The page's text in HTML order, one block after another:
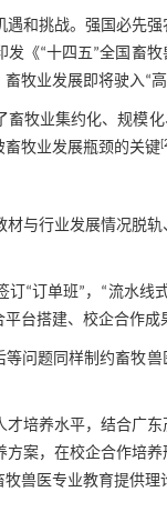
和挑战。强国必先
《“十四五”全国畜
牧业发展即将驶入“高
畜牧业集约化、规模
牧业发展瓶颈的关键[
与行业发展情况脱
“订单班”，“流水线
台搭建、校企合作成
问题同样制约畜牧
培养水平，结合广
案，在校企合作培
兽医专业教育提供理